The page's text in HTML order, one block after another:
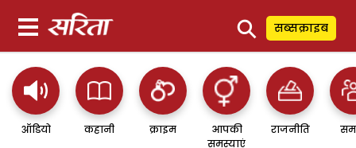
⚲ सब्सक्राइब
ऑडियो कहानी क्राइम
आपकी
समस्याएं
राजनीति